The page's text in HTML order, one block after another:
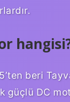
beri
güçlü DC